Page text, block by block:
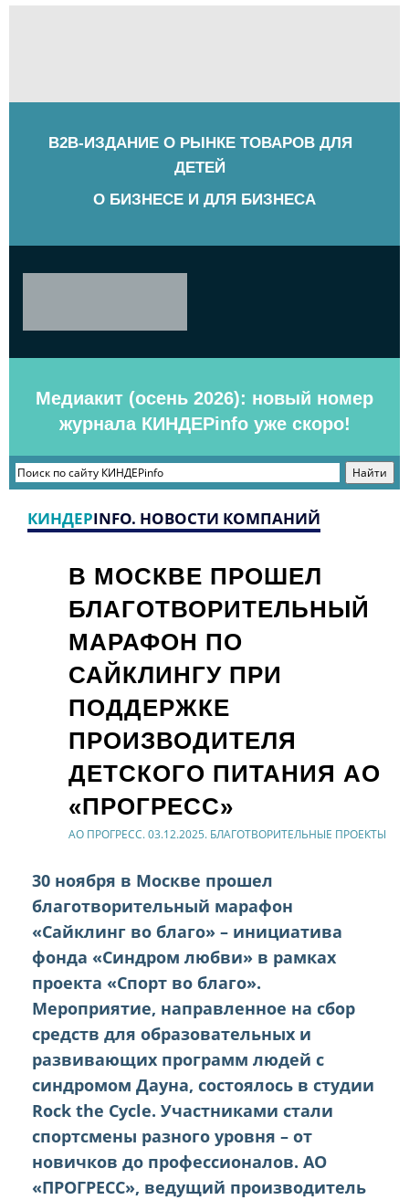
B2B-ИЗДАНИЕ О РЫНКЕ ТОВАРОВ ДЛЯ
ДЕТЕЙ
О БИЗНЕСЕ И ДЛЯ БИЗНЕСА
Медиакит (осень 2026): новый номер
журнала КИНДЕРinfo уже скоро!
КИНДЕРINFO. НОВОСТИ КОМПАНИЙ
В МОСКВЕ ПРОШЕЛ
БЛАГОТВОРИТЕЛЬНЫЙ
МАРАФОН ПО
САЙКЛИНГУ ПРИ
ПОДДЕРЖКЕ
ПРОИЗВОДИТЕЛЯ
ДЕТСКОГО ПИТАНИЯ АО
«ПРОГРЕСС»
АО ПРОГРЕСС. 03.12.2025. БЛАГОТВОРИТЕЛЬНЫЕ ПРОЕКТЫ
30 ноября в Москве прошел
благотворительный марафон
«Сайклинг во благо» – инициатива
фонда «Синдром любви» в рамках
проекта «Спорт во благо».
Мероприятие, направленное на сбор
средств для образовательных и
развивающих программ людей с
синдромом Дауна, состоялось в студии
Rock the Cycle. Участниками стали
спортсмены разного уровня – от
новичков до профессионалов. АО
«ПРОГРЕСС», ведущий производитель